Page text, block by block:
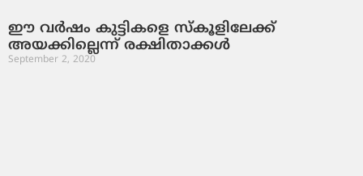
ഈ വര്‍ഷം കുട്ടികളെ സ്‌കൂളിലേക്ക്
അയക്കില്ലെന്ന് രക്ഷിതാക്കള്‍
September 2, 2020